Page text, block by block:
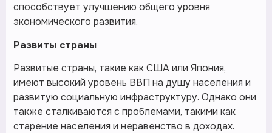
способствует улучшению общего уровня
экономического развития.
Развиты страны
Развитые страны, такие как США или Япония,
имеют высокий уровень ВВП на душу населения и
развитую социальную инфраструктуру. Однако они
также сталкиваются с проблемами, такими как
старение населения и неравенство в доходах.